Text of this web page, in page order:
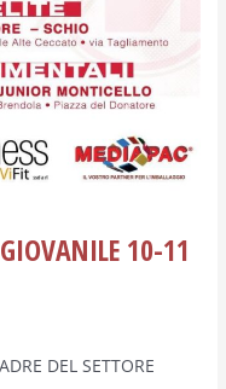
GIOVANILE 10-11
DEL SETTORE